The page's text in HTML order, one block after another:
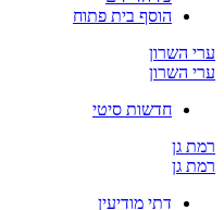
הוסף בית פתוח
ערי השרון
ערי השרון
חדשות סיטי
רמת גן
רמת גן
דתי מודיעין